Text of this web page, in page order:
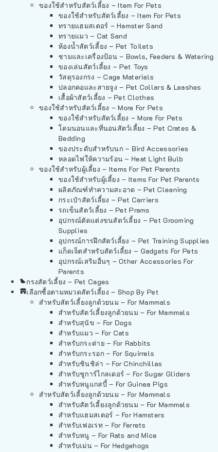
ของใช้สำหรับสัตว์เลี้ยง – Item For Pets
ของใช้สำหรับสัตว์เลี้ยง – Item For Pets
ทรายแฮมสเตอร์ – Hamster Sand
ทรายแมว – Cat Sand
ห้องน้ำสัตว์เลี้ยง – Pet Toilets
ชามและเครื่องป้อน – Bowls, Feeders & Watering
ของเล่นสัตว์เลี้ยง – Pet Toys
วัสดุรองกรง – Cage Materials
ปลอกคอและสายจูง – Pet Collars & Leashes
เสื้อผ้าสัตว์เลี้ยง – Pet Clothes
ของใช้สำหรับสัตว์เลี้ยง – More For Pets
ของใช้สำหรับสัตว์เลี้ยง – More For Pets
โดมนอนและที่นอนสัตว์เลี้ยง – Pet Crates &
Bedding
ของประดับสำหรับนก – Bird Accessories
หลอดไฟให้ความร้อน – Heat Light Bulb
ของใช้สำหรับผู้เลี้ยง – Items For Pet Parents
ของใช้สำหรับผู้เลี้ยง – Items For Pet Parents
ผลิตภัณฑ์ทำความสะอาด – Pet Cleaning
กระเป๋าสัตว์เลี้ยง – Pet Carriers
รถเข็นสัตว์เลี้ยง – Pet Prams
อุปกรณ์ตัดแต่งขนสัตว์เลี้ยง – Pet Grooming
Supplies
อุปกรณ์การฝึกสัตว์เลี้ยง – Pet Training Supplies
แก็ดเจ็ตสำหรับสัตว์เลี้ยง – Gadgets For Pets
อุปกรณ์เสริมอื่นๆ – Other Accessories For
Parents
กรงสัตว์เลี้ยง – Pet Cages
เลือกซื้อตามหมวดสัตว์เลี้ยง – Shop By Pet
สำหรับสัตว์เลี้ยงลูกด้วยนม – For Mammals
สำหรับสัตว์เลี้ยงลูกด้วยนม – For Mammals
สำหรับสุนัข – For Dogs
สำหรับแมว – For Cats
สำหรับกระต่าย – For Rabbits
สำหรับกระรอก – For Squirrels
สำหรับชินชิล่า – For Chinchillas
สำหรับชูการ์ไกลเดอร์ – For Sugar Gliders
สำหรับหนูแกสบี้ – For Guinea Pigs
สำหรับสัตว์เลี้ยงลูกด้วยนม – For Mammals
สำหรับสัตว์เลี้ยงลูกด้วยนม – For Mammals
สำหรับแฮมสเตอร์ – For Hamsters
สำหรับเฟอเรท – For Ferrets
สำหรับหนู – For Rats and Mice
สำหรับเม่น – For Hedgehogs